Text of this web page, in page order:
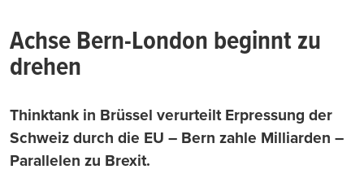
Achse Bern-London beginnt zu
drehen
Thinktank in Brüssel verurteilt Erpressung der
Schweiz durch die EU – Bern zahle Milliarden –
Parallelen zu Brexit.